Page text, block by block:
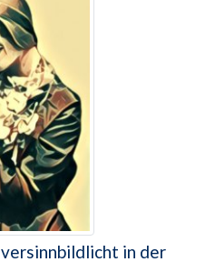
versinnbildlicht in der